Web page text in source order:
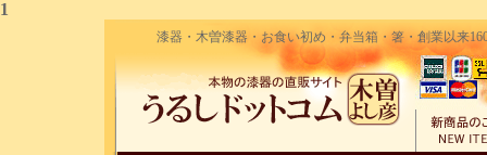
1
漆器・木曽漆器・お食い初め・弁当箱・箸・創業以来